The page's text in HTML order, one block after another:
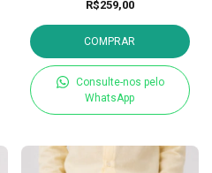
R$259,00
COMPRAR
Consulte-nos pelo
WhatsApp